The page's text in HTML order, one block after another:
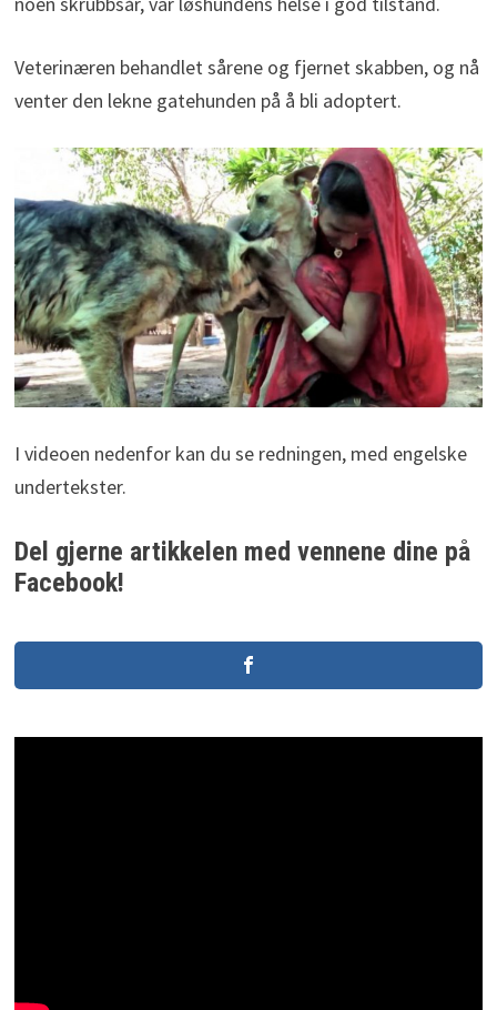
Veterinæren behandlet sårene og fjernet skabben, og nå
venter den lekne gatehunden på å bli adoptert.
I videoen nedenfor kan du se redningen, med engelske
undertekster.
Del gjerne artikkelen med vennene dine på
Facebook!